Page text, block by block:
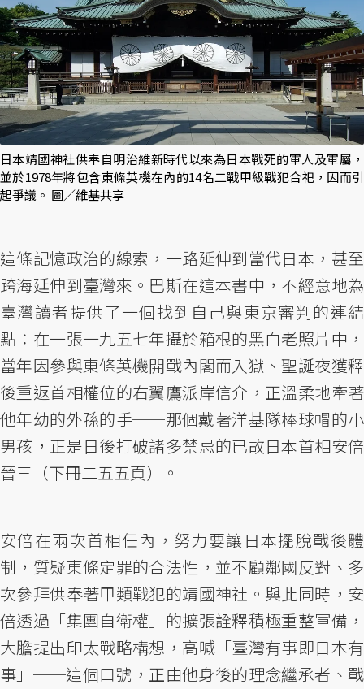
日本靖國神社供奉自明治維新時代以來為日本戰死的軍人及軍屬，
並於1978年將包含東條英機在內的14名二戰甲級戰犯合祀，因而引
起爭議。 圖／維基共享
這條記憶政治的線索，一路延伸到當代日本，甚至
跨海延伸到臺灣來。巴斯在這本書中，不經意地為
臺灣讀者提供了一個找到自己與東京審判的連結
點：在一張一九五七年攝於箱根的黑白老照片中，
當年因參與東條英機開戰內閣而入獄、聖誕夜獲釋
後重返首相權位的右翼鷹派岸信介，正溫柔地牽著
他年幼的外孫的手──那個戴著洋基隊棒球帽的小
男孩，正是日後打破諸多禁忌的已故日本首相安倍
晉三（下冊二五五頁）。
安倍在兩次首相任內，努力要讓日本擺脫戰後體
制，質疑東條定罪的合法性，並不顧鄰國反對、多
次參拜供奉著甲類戰犯的靖國神社。與此同時，安
倍透過「集團自衛權」的擴張詮釋積極重整軍備，
大膽提出印太戰略構想，高喊「臺灣有事即日本有
事」──這個口號，正由他身後的理念繼承者、戰